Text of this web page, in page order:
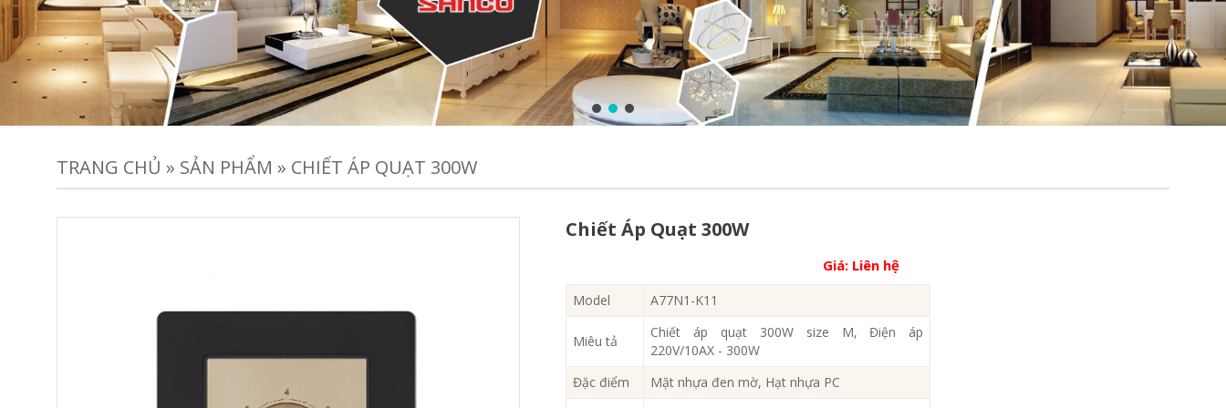
TRANG CHỦ » SẢN PHẨM » CHIẾT ÁP QUẠT 300W
Chiết Áp Quạt 300W
Giá: Liên hệ
Model A77N1-K11
Miêu tả
Chiết áp quạt 300W size M, Điện áp
220V/10AX - 300W
Đặc điểm
Mặt nhựa đen mờ, Hạt nhựa PC